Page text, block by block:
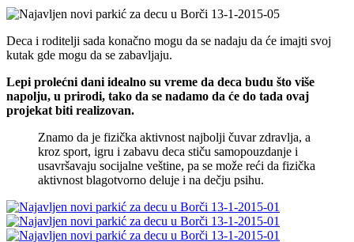
Deca i roditelji sada konačno mogu da se nadaju da će imajti svoj
kutak gde mogu da se zabavljaju.
Lepi prolećni dani idealno su vreme da deca budu što više
napolju, u prirodi, tako da se nadamo da će do tada ovaj
projekat biti realizovan.
Znamo da je fizička aktivnost najbolji čuvar zdravlja, a
kroz sport, igru i zabavu deca stiču samopouzdanje i
usavršavaju socijalne veštine, pa se može reći da fizička
aktivnost blagotvorno deluje i na dečju psihu.